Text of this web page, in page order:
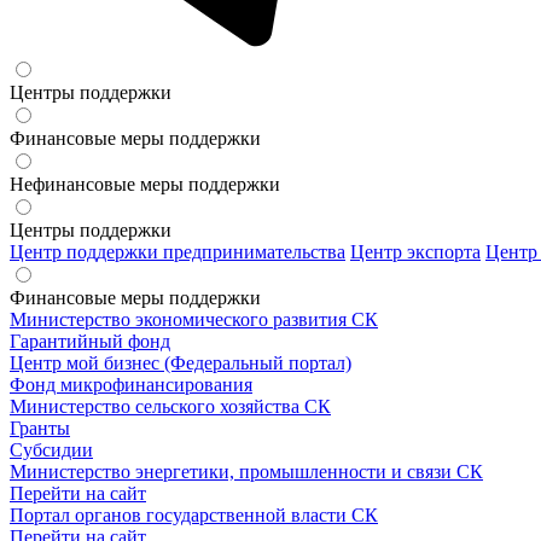
Центры поддержки
Финансовые меры поддержки
Нефинансовые меры поддержки
Центры поддержки
Центр поддержки предпринимательства Центр экспорта
Финансовые меры поддержки
Министерство экономического развития СК
Гарантийный фонд
Центр мой бизнес (Федеральный портал)
Фонд микрофинансирования
Министерство сельского хозяйства СК
Гранты
Субсидии
Министерство энергетики, промышленности и связи СК
Перейти на сайт
Портал органов государственной власти СК
Перейти на сайт